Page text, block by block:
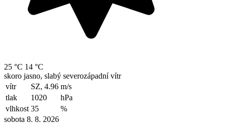
25 °C 14 °C
skoro jasno, slabý severozápadní vítr
vítr
SZ, 4.96 m/s
tlak
1020
hPa
vlhkost 35
%
sobota 8. 8. 2026